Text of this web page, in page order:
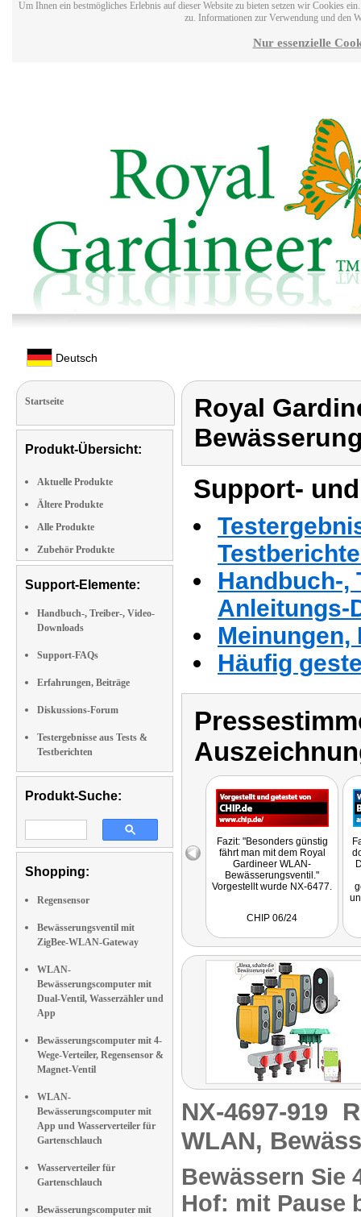
Um Ihnen ein bestmögliches Erlebnis auf dieser Website zu bieten setzen wir Cookies
zu. Informationen zur Verwendung und den
Nur essenzielle
Deutsch
Startseite
Produkt-Übersicht:
Aktuelle Produkte
Ältere Produkte
Alle Produkte
Zubehör Produkte
Support-Elemente:
Handbuch-, Treiber-, Video-
Downloads
Support-FAQs
Erfahrungen, Beiträge
Diskussions-Forum
Testergebnisse aus Tests &
Testberichten
Produkt-Suche:
Shopping:
Regensensor
Bewässerungsventil mit
ZigBee-WLAN-Gateway
WLAN-
Bewässerungscomputer mit
Dual-Ventil, Wasserzähler und
App
Bewässerungscomputer mit 4-
Wege-Verteiler, Regensensor &
Magnet-Ventil
WLAN-
Bewässerungscomputer mit
App und Wasserverteiler für
Gartenschlauch
Wasserverteiler für
Gartenschlauch
Bewässerungscomputer mit
Royal
Support-
Handbuch-,
Anleitungs-
Häufig
Fazit: "Besonders günstig
fährt man mit dem Royal
Gardineer WLAN-
Bewässerungsventil."
Vorgestellt wurde NX-6477.
CHIP 06/24
NX-4697-919
WLAN,
Bewässern Sie
Hof: mit Pause